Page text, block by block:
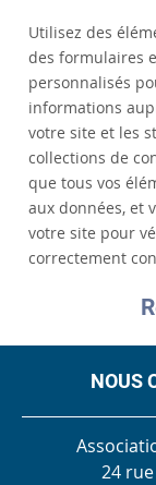
Utilisez des
des formulaires
personnalisés
informations
votre site et les
collections de
que tous vos
aux données, et
votre site pour
correctement
NOUS
24